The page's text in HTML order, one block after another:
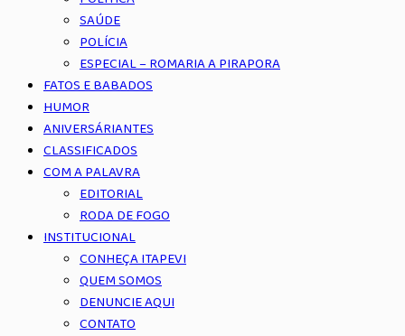
SAÚDE
POLÍCIA
ESPECIAL – ROMARIA A PIRAPORA
FATOS E BABADOS
HUMOR
ANIVERSÁRIANTES
CLASSIFICADOS
COM A PALAVRA
EDITORIAL
RODA DE FOGO
INSTITUCIONAL
CONHEÇA ITAPEVI
QUEM SOMOS
DENUNCIE AQUI
CONTATO